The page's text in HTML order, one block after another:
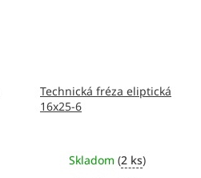
Technická fréza eliptická
16x25-6
Skladom (2 ks)